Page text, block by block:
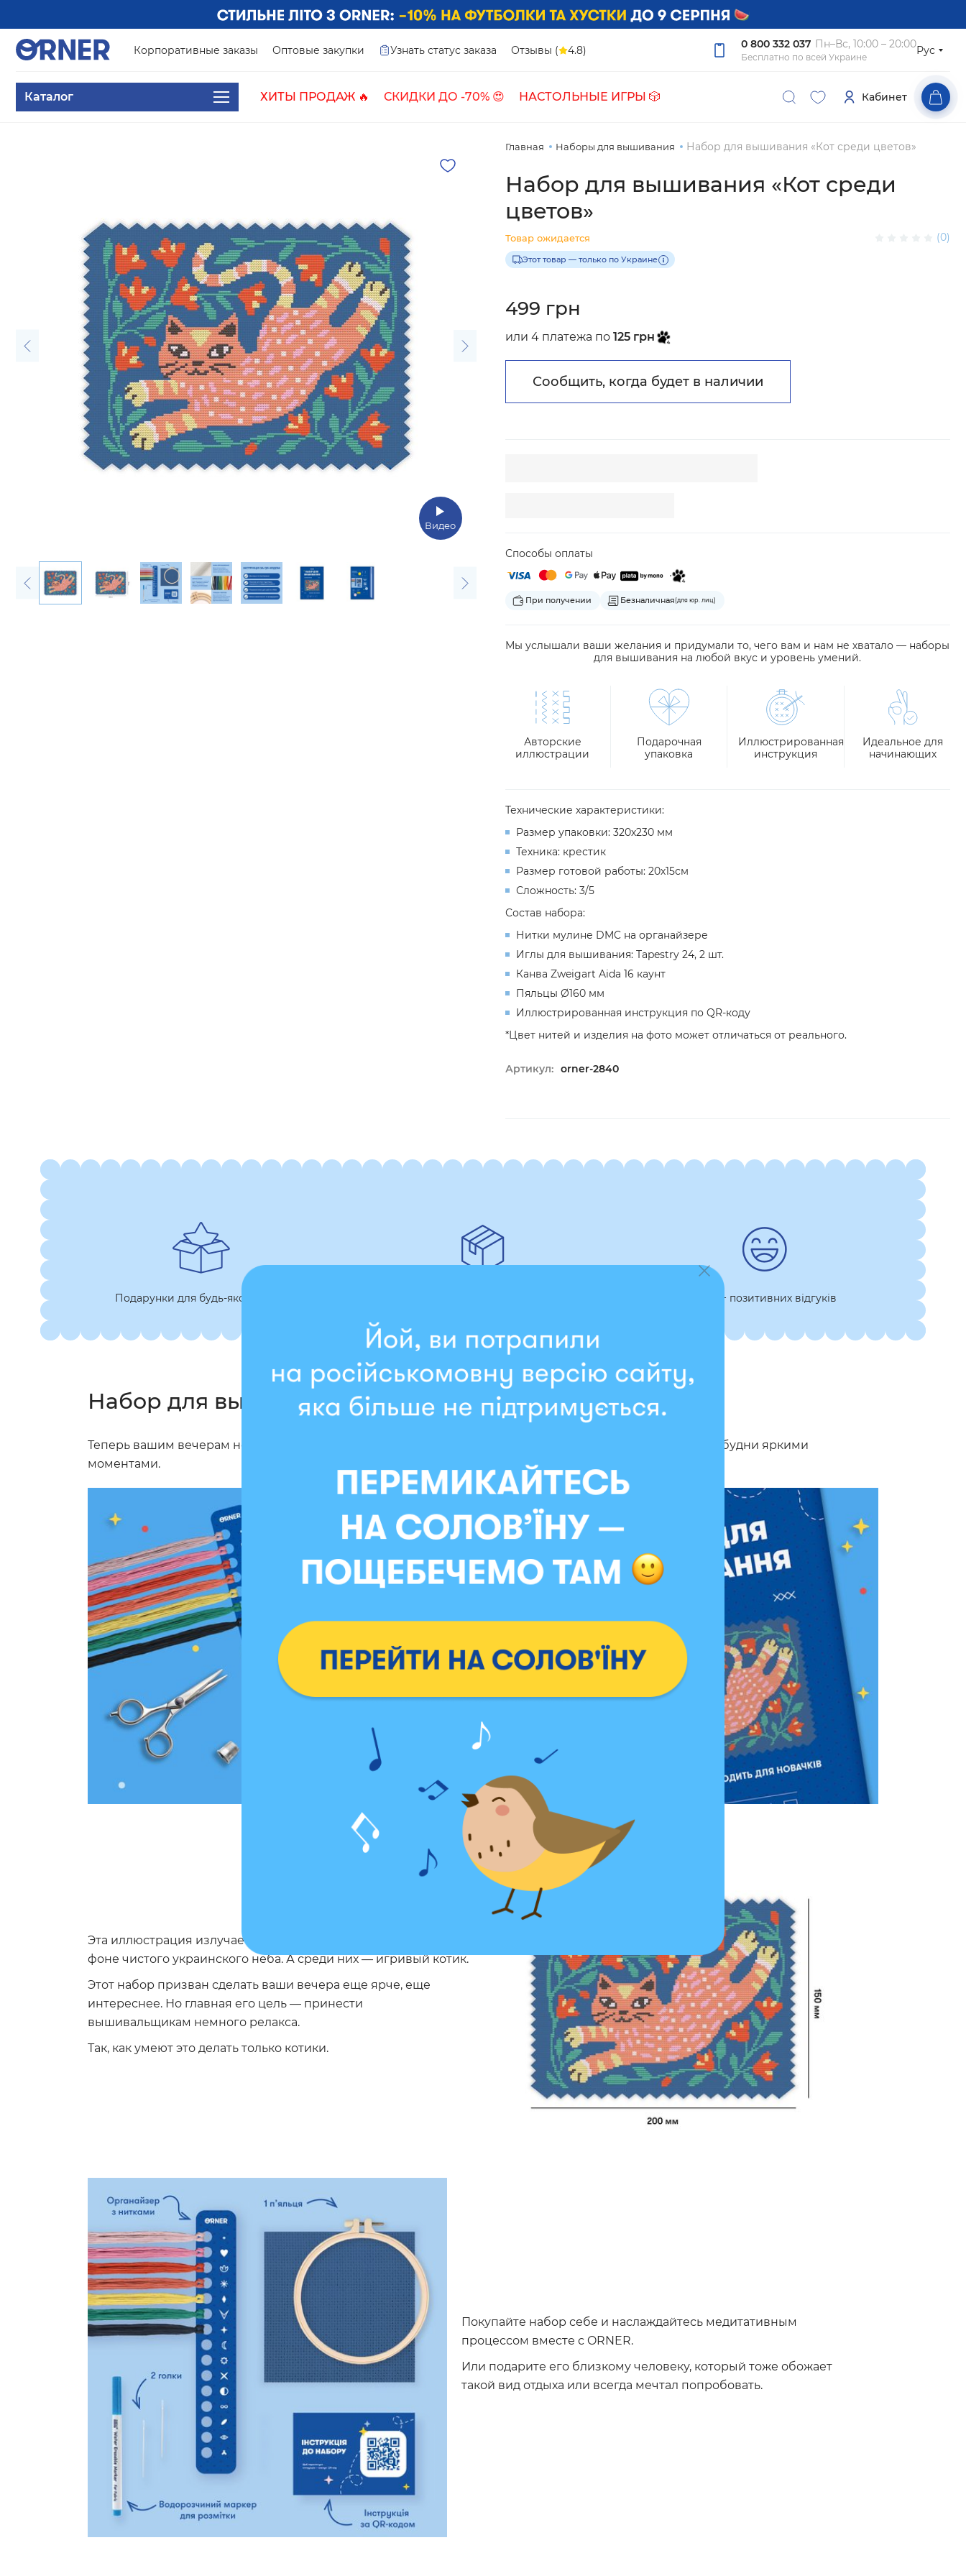
Корпоративные заказы Оптовые закупки Узнать статус заказа Отзывы ( 4.8) 0 800 332 037 Пн–Вс, 10:00 – 20:00
Бесплатно по всей Украине
Рус
Каталог ХИТЫ ПРОДАЖ 🔥 СКИДКИ ДО -70% 😍 НАСТОЛЬНЫЕ ИГРЫ 🎲 Кабинет
Видео
Главная Наборы для вышивания Набор для вышивания «Кот среди цветов»
Набор для вышивания «Кот среди
цветов»
Товар ожидается (0)
Этот товар — только по Украине
499 грн
или 4 платежа по 125 грн
Сообщить, когда будет в наличии
Способы оплаты
При получении Безналичная(для юр. лиц)
Мы услышали ваши желания и придумали то, чего вам и нам не хватало — наборы
для вышивания на любой вкус и уровень умений.
Авторские
иллюстрации
Подарочная
упаковка
Иллюстрированная
инструкция
Идеальное для
начинающих
Технические характеристики:
Размер упаковки: 320х230 мм
Техника: крестик
Размер готовой работы: 20х15см
Сложность: 3/5
Состав набора:
Нитки мулине DMC на органайзере
Иглы для вышивания: Tapestry 24, 2 шт.
Канва Zweigart Aida 16 каунт
Пяльцы Ø160 мм
Иллюстрированная инструкция по QR-коду
*Цвет нитей и изделия на фото может отличаться от реального.
Артикул: orner-2840
Подарунки для будь-якої нагоди 7 000+ позитивних відгуків
Набор для вышивания «Кот среди цветов»
Теперь вашим вечерам не грозит скука — ORNER запустили наборы для вышивания, которые наполнят будни яркими
моментами.
Эта иллюстрация излучает насыщенность ярких цветов на
фоне чистого украинского неба. А среди них — игривый котик.
Этот набор призван сделать ваши вечера еще ярче, еще
интереснее. Но главная его цель — принести
вышивальщикам немного релакса.
Так, как умеют это делать только котики.
Покупайте набор себе и наслаждайтесь медитативным
процессом вместе с ORNER.
Или подарите его близкому человеку, который тоже обожает
такой вид отдыха или всегда мечтал попробовать.